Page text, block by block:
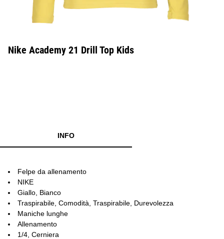
Nike Academy 21 Drill Top Kids
INFO
Felpe da allenamento
NIKE
Giallo, Bianco
Traspirabile, Comodità, Traspirabile, Durevolezza
Maniche lunghe
Allenamento
1/4, Cerniera